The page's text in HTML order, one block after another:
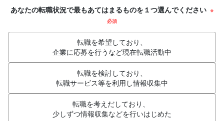
あなたの転職状況で最もあてはまるものを１つ選んでください ※
必須
転職を希望しており、
企業に応募を行うなど現在転職活動中
転職を検討しており、
転職サービス等を利用し情報収集中
転職を考えだしており、
少しずつ情報収集などを行いはじめた